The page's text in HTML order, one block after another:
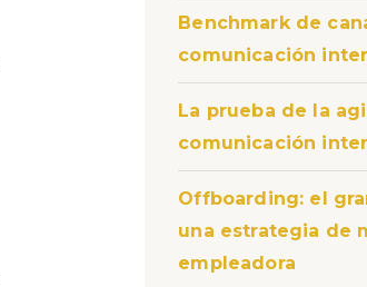
Benchmark de
comunicación
La prueba de la
comunicación
Offboarding: el
una estrategia de
empleadora